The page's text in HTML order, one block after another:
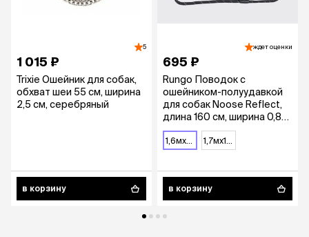
5
1 015 ₽
Trixie Ошейник для собак,
обхват шеи 55 см, ширина
2,5 см, серебряный
в корзину
ждет оценки
695 ₽
Rungo Поводок с
ошейником-полуудавкой
для собак Noose Reflect,
длина 160 см, ширина 0,8
см, черный
в корзину